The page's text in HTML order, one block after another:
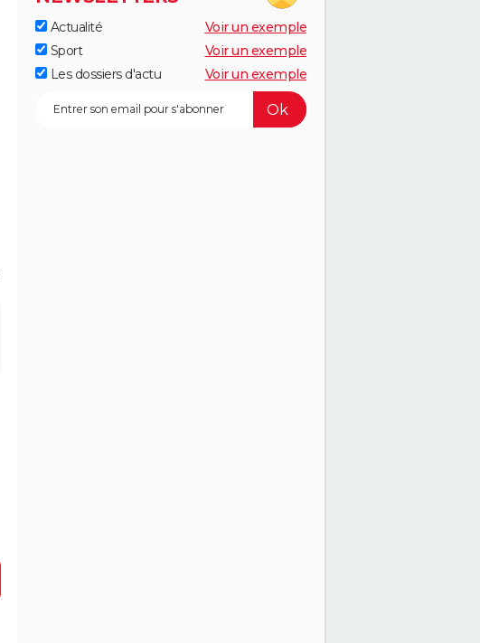
Actualité
Voir un exemple
Sport
Voir un exemple
Les dossiers d'actu
Voir un exemple